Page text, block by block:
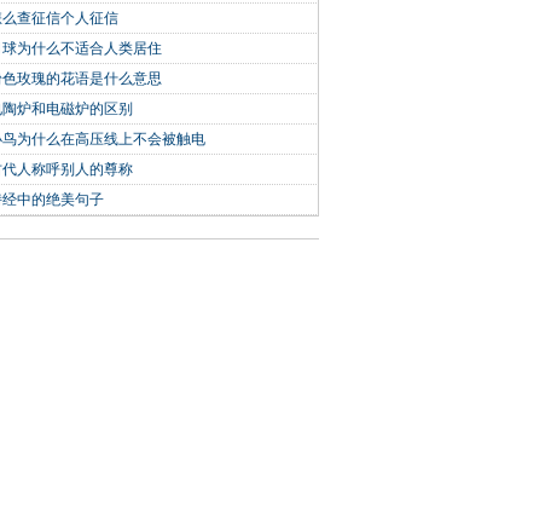
查征信个人征信
球为什么不适合人类居住
玫瑰的花语是什么意思
炉和电磁炉的区别
为什么在高压线上不会被触电
人称呼别人的尊称
中的绝美句子